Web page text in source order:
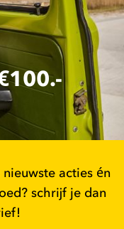
acties én
schrijf je dan